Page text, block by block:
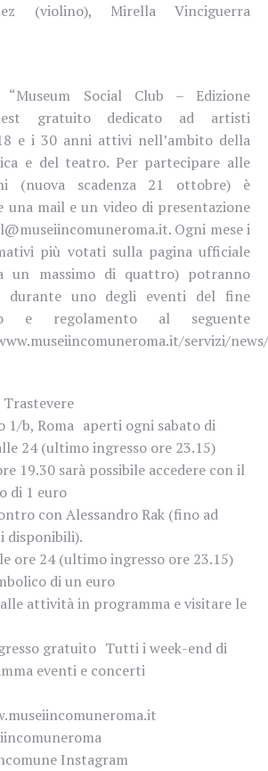
(violino), Mirella Vinciguerra
“Museum Social Club – Edizione
gratuito dedicato ad artisti
e i 30 anni attivi nell’ambito della
e del teatro. Per partecipare alle
(nuova scadenza 21 ottobre) è
una mail e un video di presentazione
. Ogni mese i
più votati sulla pagina ufficiale
un massimo di quattro) potranno
durante uno degli eventi del fine
e regolamento al seguente
servizi/
Trastevere
1/b, Roma aperti ogni sabato di
24 (ultimo ingresso ore 23.15)
19.30 sarà possibile accedere con il
di 1 euro
con Alessandro Rak (fino ad
disponibili).
ore 24 (ultimo ingresso ore 23.15)
di un euro
attività in programma e visitare le
gratuito Tutti i week-end di
eventi e concerti
Instagram